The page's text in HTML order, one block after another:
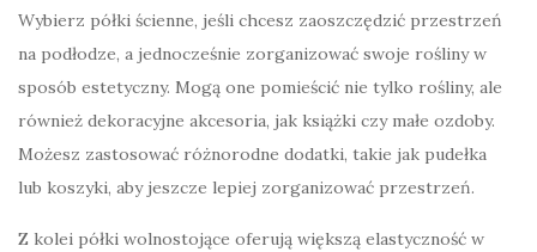
Wybierz półki ścienne, jeśli chcesz zaoszczędzić przestrzeń
na podłodze, a jednocześnie zorganizować swoje rośliny w
sposób estetyczny. Mogą one pomieścić nie tylko rośliny, ale
również dekoracyjne akcesoria, jak książki czy małe ozdoby.
Możesz zastosować różnorodne dodatki, takie jak pudełka
lub koszyki, aby jeszcze lepiej zorganizować przestrzeń.
Z kolei półki wolnostojące oferują większą elastyczność w